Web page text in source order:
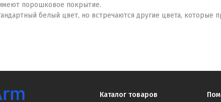
порошковое покрытие.
белый цвет, но встречаются другие цвета, которые
Каталог товаров